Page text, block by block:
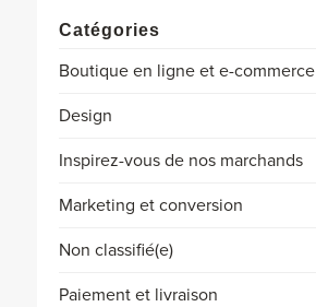
Catégories
Boutique en ligne et e-commerce
Design
Inspirez-vous de nos marchands
Marketing et conversion
Non classifié(e)
Paiement et livraison